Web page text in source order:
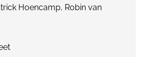
Hoencamp, Robin van